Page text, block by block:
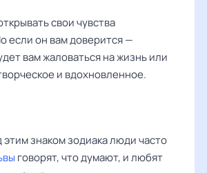
свои чувства
если он вам доверится —
вам жаловаться на жизнь или
и вдохновленное.
знаком зодиака люди часто
говорят, что думают, и любят